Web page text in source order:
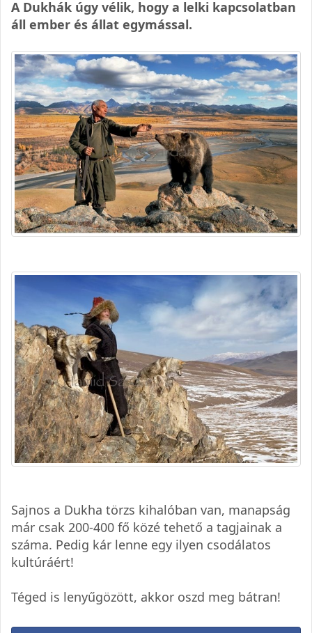
A Dukhák úgy vélik, hogy a lelki kapcsolatban
áll ember és állat egymással.
Sajnos a Dukha törzs kihalóban van, manapság
már csak 200-400 fő közé tehető a tagjainak a
száma. Pedig kár lenne egy ilyen csodálatos
kultúráért!
Téged is lenyűgözött, akkor oszd meg bátran!